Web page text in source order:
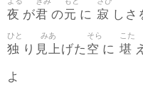
夜 が君 の元 に 寂 しさ
独
ひと
り 見上
みあ
げた 空
そら
に 堪
こた
よ